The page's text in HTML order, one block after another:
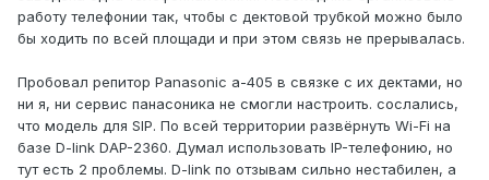
работу телефонии так, чтобы с дектовой трубкой можно было
бы ходить по всей площади и при этом связь не прерывалась.
Пробовал репитор Panasonic a-405 в связке с их дектами, но
ни я, ни сервис панасоника не смогли настроить. сослались,
что модель для SIP. По всей территории развёрнуть Wi-Fi на
базе D-link DAP-2360. Думал использовать IP-телефонию, но
тут есть 2 проблемы. D-link по отзывам сильно нестабилен, а